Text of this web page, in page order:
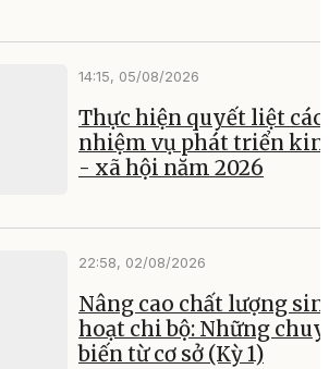
14:15, 05/08/2026
Thực hiện quyết liệt các
nhiệm vụ phát triển
- xã hội năm 2026
22:58, 02/08/2026
Nâng cao chất lượng
hoạt chi bộ: Những
biến từ cơ sở (Kỳ 1)